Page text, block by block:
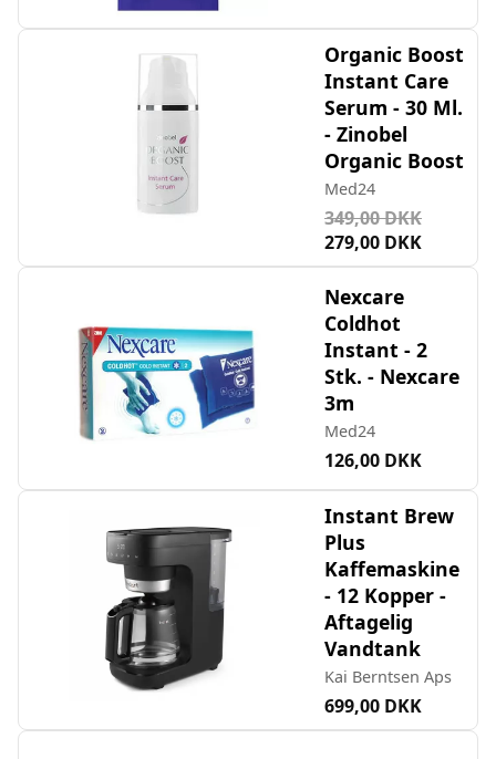
Organic Boost
Instant Care
Serum - 30 Ml.
- Zinobel
Organic Boost
Med24
349,00 DKK
279,00 DKK
Nexcare
Coldhot
Instant - 2
Stk. - Nexcare
3m
Med24
126,00 DKK
Instant Brew
Plus
Kaffemaskine
- 12 Kopper -
Aftagelig
Vandtank
Kai Berntsen Aps
699,00 DKK